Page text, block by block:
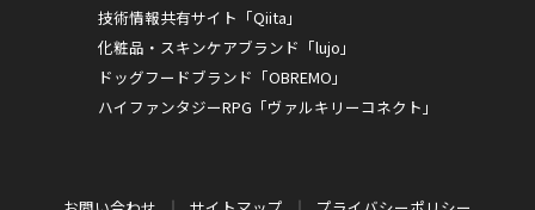
技術情報共有サイト「Qiita」
化粧品・スキンケアブランド「lujo」
ドッグフードブランド「OBREMO」
ハイファンタジーRPG「ヴァルキリーコネクト」